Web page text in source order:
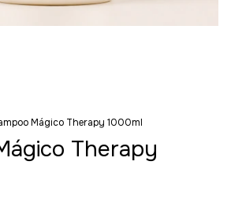
Mágico Therapy 1000ml
Therapy